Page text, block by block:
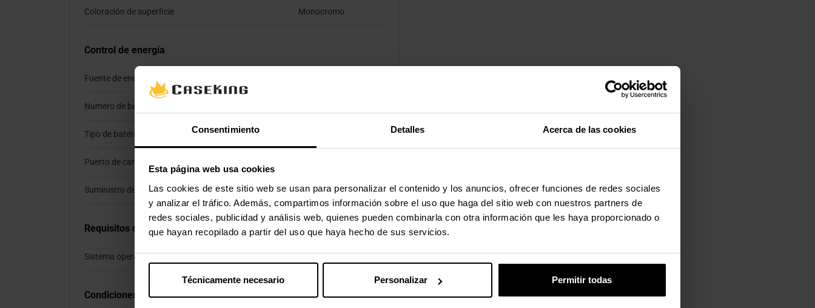
Consentimiento Detalles Acerca de las cookies
Esta página web usa cookies
Las cookies de este sitio web se usan para personalizar el contenido y los anuncios, ofrecer funciones de redes sociales
y analizar el tráfico. Además, compartimos información sobre el uso que haga del sitio web con nuestros partners de
redes sociales, publicidad y análisis web, quienes pueden combinarla con otra información que les haya proporcionado o
que hayan recopilado a partir del uso que haya hecho de sus servicios.
Técnicamente necesario Personalizar Permitir todas
Coloración de superficie Monocromo
Control de energía
Fuente de energía
Numero de baterías soportadas
Tipo de batería
Puerto de carga USB tipo C
Suministro de potencia USB No
Requisitos del sistema
Sistema operativo Windows soportado Si
Condiciones ambientales